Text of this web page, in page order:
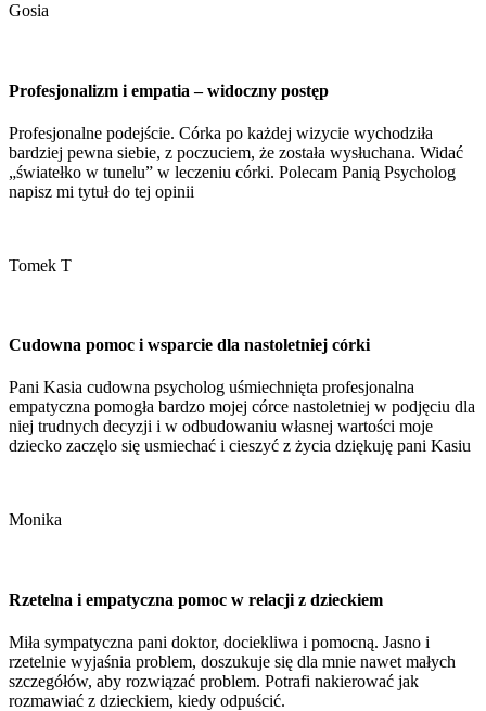
Gosia
Profesjonalizm i empatia – widoczny postęp
Profesjonalne podejście. Córka po każdej wizycie wychodziła
bardziej pewna siebie, z poczuciem, że została wysłuchana. Widać
„światełko w tunelu” w leczeniu córki. Polecam Panią Psycholog
napisz mi tytuł do tej opinii
Tomek T
Cudowna pomoc i wsparcie dla nastoletniej córki
Pani Kasia cudowna psycholog uśmiechnięta profesjonalna
empatyczna pomogła bardzo mojej córce nastoletniej w podjęciu dla
niej trudnych decyzji i w odbudowaniu własnej wartości moje
dziecko zaczęlo się usmiechać i cieszyć z życia dziękuję pani Kasiu
Monika
Rzetelna i empatyczna pomoc w relacji z dzieckiem
Miła sympatyczna pani doktor, dociekliwa i pomocną. Jasno i
rzetelnie wyjaśnia problem, doszukuje się dla mnie nawet małych
szczegółów, aby rozwiązać problem. Potrafi nakierować jak
rozmawiać z dzieckiem, kiedy odpuścić.